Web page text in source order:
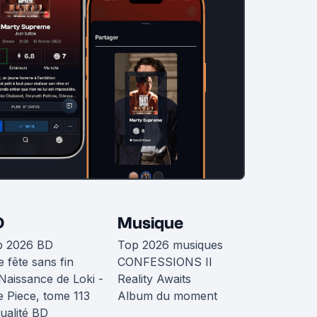
2026 BD
fête sans fin
de Loki -
Piece, tome 113
BD
Musique
Top 2026 musiques
CONFESSIONS II
Reality Awaits
Album du moment